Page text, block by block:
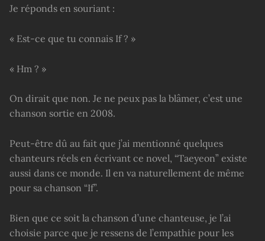
Je réponds en souriant :
« Est-ce que tu connais If ? »
« Hm ? »
On dirait que non. Je ne peux pas la blâmer, c’est une
chanson sortie en 2008.
Peut-être dû au fait que j’ai mentionné quelques
chanteurs réels en écrivant ce novel, “Taeyeon” existe
aussi dans ce monde. Il en va naturellement de même
pour sa chanson “If”.
Bien que ce soit la chanson d’une chanteuse, je l’ai
choisie parce que je ressens de l’empathie pour les